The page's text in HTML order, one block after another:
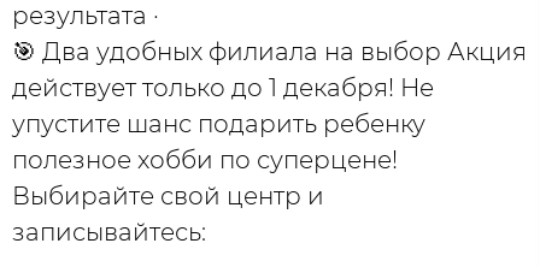
результата ·
🎯 Два удобных филиала на выбор Акция
действует только до 1 декабря! Не
упустите шанс подарить ребенку
полезное хобби по суперцене!
Выбирайте свой центр и
записывайтесь: